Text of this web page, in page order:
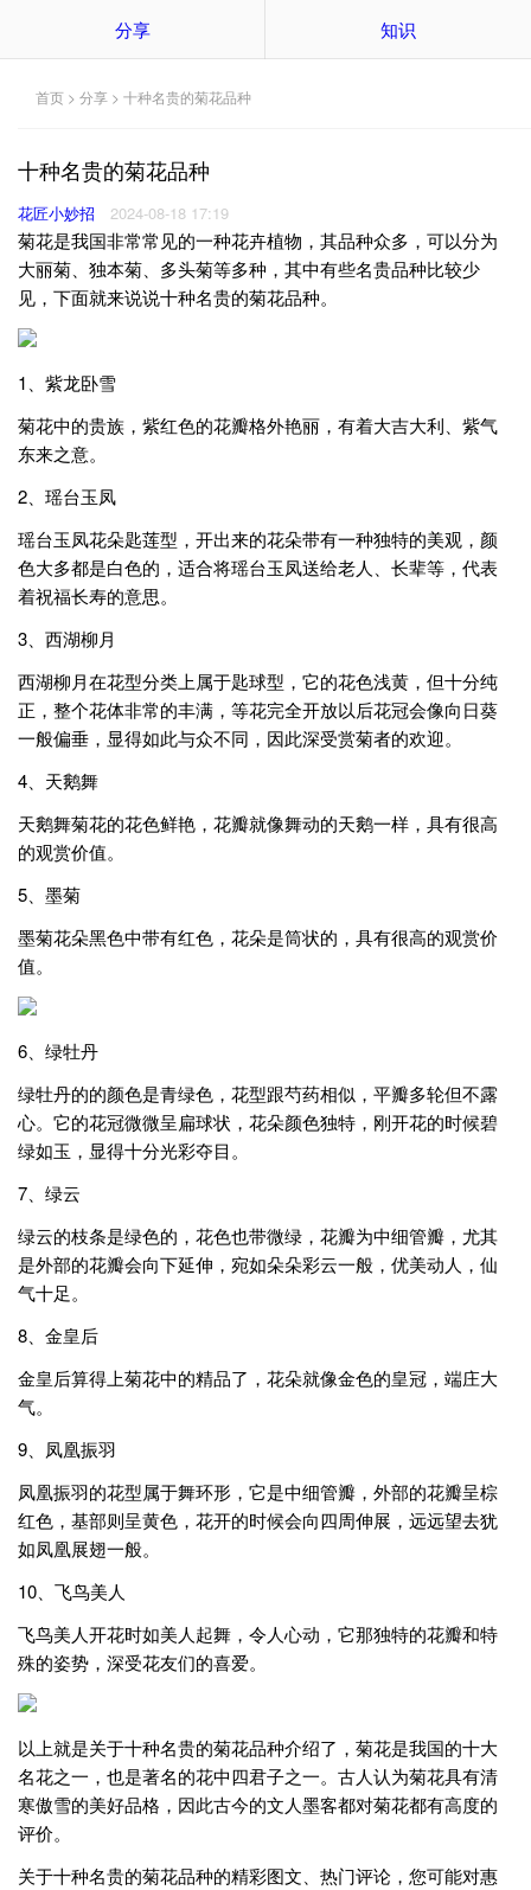
分享 知识
首页 > 分享 > 十种名贵的菊花品种
十种名贵的菊花品种
花匠小妙招 2024-08-18 17:19
菊花是我国非常常见的一种花卉植物，其品种众多，可以分为
大丽菊、独本菊、多头菊等多种，其中有些名贵品种比较少
见，下面就来说说十种名贵的菊花品种。
1、紫龙卧雪
菊花中的贵族，紫红色的花瓣格外艳丽，有着大吉大利、紫气
东来之意。
2、瑶台玉凤
瑶台玉凤花朵匙莲型，开出来的花朵带有一种独特的美观，颜
色大多都是白色的，适合将瑶台玉凤送给老人、长辈等，代表
着祝福长寿的意思。
3、西湖柳月
西湖柳月在花型分类上属于匙球型，它的花色浅黄，但十分纯
正，整个花体非常的丰满，等花完全开放以后花冠会像向日葵
一般偏垂，显得如此与众不同，因此深受赏菊者的欢迎。
4、天鹅舞
天鹅舞菊花的花色鲜艳，花瓣就像舞动的天鹅一样，具有很高
的观赏价值。
5、墨菊
墨菊花朵黑色中带有红色，花朵是筒状的，具有很高的观赏价
值。
6、绿牡丹
绿牡丹的的颜色是青绿色，花型跟芍药相似，平瓣多轮但不露
心。它的花冠微微呈扁球状，花朵颜色独特，刚开花的时候碧
绿如玉，显得十分光彩夺目。
7、绿云
绿云的枝条是绿色的，花色也带微绿，花瓣为中细管瓣，尤其
是外部的花瓣会向下延伸，宛如朵朵彩云一般，优美动人，仙
气十足。
8、金皇后
金皇后算得上菊花中的精品了，花朵就像金色的皇冠，端庄大
气。
9、凤凰振羽
凤凰振羽的花型属于舞环形，它是中细管瓣，外部的花瓣呈棕
红色，基部则呈黄色，花开的时候会向四周伸展，远远望去犹
如凤凰展翅一般。
10、飞鸟美人
飞鸟美人开花时如美人起舞，令人心动，它那独特的花瓣和特
殊的姿势，深受花友们的喜爱。
以上就是关于十种名贵的菊花品种介绍了，菊花是我国的十大
名花之一，也是著名的花中四君子之一。古人认为菊花具有清
寒傲雪的美好品格，因此古今的文人墨客都对菊花都有高度的
评价。
关于十种名贵的菊花品种的精彩图文、热门评论，您可能对惠